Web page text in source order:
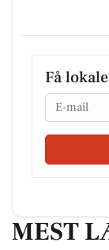
Få
Email
MEST